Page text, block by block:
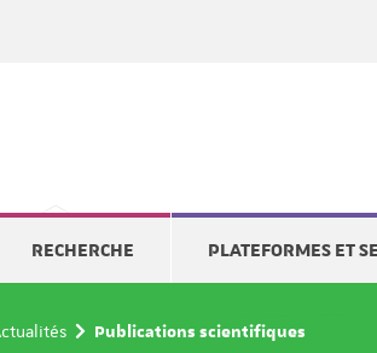
RECHERCHE PLATEFORMES ET
Publications scientifiques